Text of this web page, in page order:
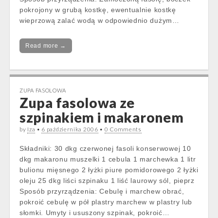
pokrojony w grubą kostkę, ewentualnie kostkę
wieprzową zalać wodą w odpowiednio dużym…
Read more →
ZUPA FASOLOWA
Zupa fasolowa ze
szpinakiem i makaronem
by Iza • 6 października 2006 • 0 Comments
Składniki: 30 dkg czerwonej fasoli konserwowej 10
dkg makaronu muszelki 1 cebula 1 marchewka 1 litr
bulionu mięsnego 2 łyżki piure pomidorowego 2 łyżki
oleju 25 dkg liści szpinaku 1 liść laurowy sól, pieprz
Sposób przyrządzenia: Cebulę i marchew obrać,
pokroić cebulę w pół plastry marchew w plastry lub
słomki. Umyty i ususzony szpinak, pokroić…